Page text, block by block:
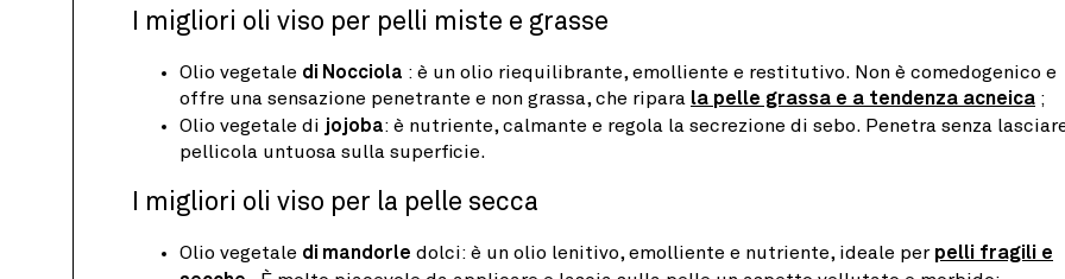
I migliori oli viso per pelli miste e grasse
Olio vegetale di Nocciola : è un olio riequilibrante, emolliente e restitutivo. Non è comedogenico e
offre una sensazione penetrante e non grassa, che ripara la pelle grassa e a tendenza acneica ;
Olio vegetale di jojoba: è nutriente, calmante e regola la secrezione di sebo. Penetra senza
pellicola untuosa sulla superficie.
I migliori oli viso per la pelle secca
Olio vegetale di mandorle dolci: è un olio lenitivo, emolliente e nutriente, ideale per pelli fragili e